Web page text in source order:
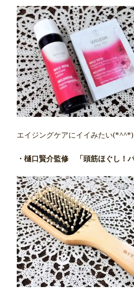
エイジングケアにイイみたい(*^^*)
・樋口賢介監修 「頭筋ほぐし！